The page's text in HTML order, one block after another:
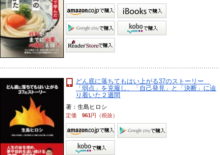
どん底に落ちてもはい上がる37のストーリー
「弱点」を克服し、「自己発見」と「決断」に辿
り着いた２週間
著：生島ヒロシ
定価961円（税抜）